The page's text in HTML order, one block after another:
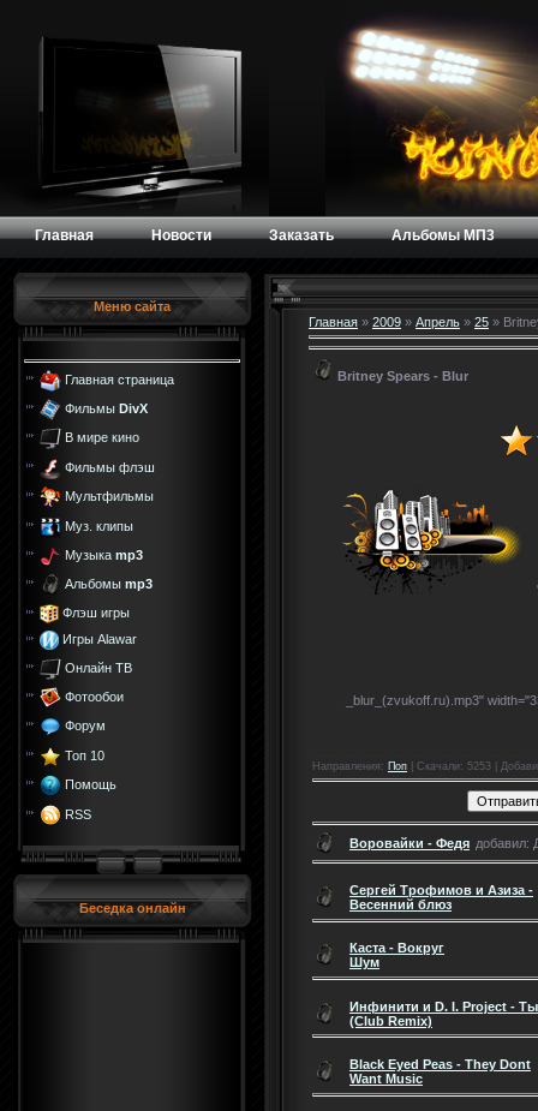
Главная Новости Заказать Альбомы МП3
Меню сайта
Главная страница
Фильмы DivX
В мире кино
Фильмы флэш
Мультфильмы
Муз. клипы
Музыка mp3
Альбомы mp3
Флэш игры
Игры Alawar
Онлайн ТВ
Фотообои
Форум
Топ 10
Помощь
RSS
Беседка онлайн
Главная » 2009 » Апрель » 25 »
Britney Spears - Blur
_blur_(zvukoff.ru).mp3"
Направления : Поп Скачали: 5253 |
Воровайки - Федя добавил:
Сергей Трофимов и Азиза -
Весенний блюз
Каста - Вокруг
Шум
Инфинити и D. I. Project - Ты
(Club Remix)
Black Eyed Peas - They Dont
Want Music